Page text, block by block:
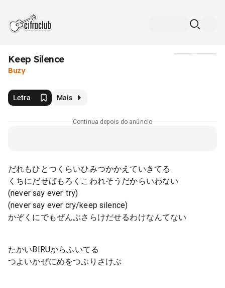
Keep Silence
Buzy
Letra Mais
Continua depois do anúncio
だれもひとつくらいひみつかかえていきてる
くちにだせばもろくこわれそうだからいわない
(never say ever try)
(never say ever cry/keep silence)
かぞくにでもぜんぶさらけだせるわけなんてない
たかいBIRUからふいてる
つよいかぜにめをつぶりさけぶ